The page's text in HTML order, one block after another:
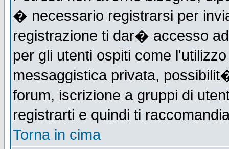
� necessario registrarsi per
registrazione ti dar� accesso
per gli utenti ospiti come
messaggistica privata,
forum, iscrizione a gruppi di
registrarti e quindi ti
Torna in cima